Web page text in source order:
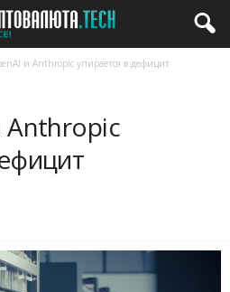
и Anthropic упирается в дефицит
Anthropic